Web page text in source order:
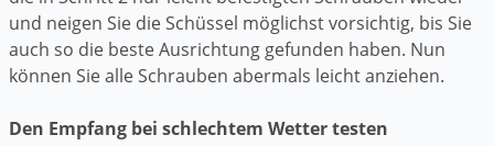
und neigen Sie die Schüssel möglichst vorsichtig, bis Sie
auch so die beste Ausrichtung gefunden haben. Nun
können Sie alle Schrauben abermals leicht anziehen.
Den Empfang bei schlechtem Wetter testen